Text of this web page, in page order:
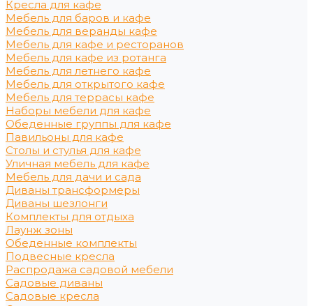
Кресла для кафе
Мебель для баров и кафе
Мебель для веранды кафе
Мебель для кафе и ресторанов
Мебель для кафе из ротанга
Мебель для летнего кафе
Мебель для открытого кафе
Мебель для террасы кафе
Наборы мебели для кафе
Обеденные группы для кафе
Павильоны для кафе
Столы и стулья для кафе
Уличная мебель для кафе
Мебель для дачи и сада
Диваны трансформеры
Диваны шезлонги
Комплекты для отдыха
Лаунж зоны
Обеденные комплекты
Подвесные кресла
Распродажа садовой мебели
Садовые диваны
Садовые кресла